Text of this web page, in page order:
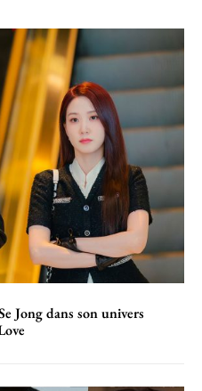
Jong dans son univers